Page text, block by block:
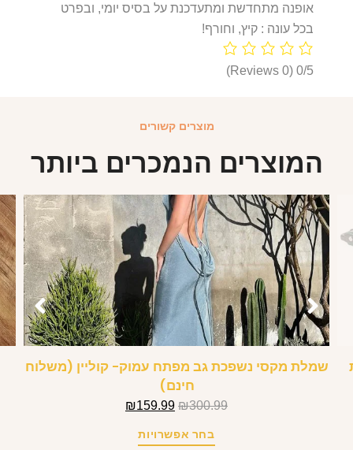
אופנה מתחדשת ומתעדכנת על בסיס יומי, ובפרט
בכל עונה : קיץ, וחורף!
0/5
(0 Reviews)
מוצרים קשורים
המוצרים הנמכרים ביותר
שמלת מקסי נשפכת גב מפתח עמוק- קוליין (משלוח
חינם)
₪300.99
₪159.99
בחר אפשרויות